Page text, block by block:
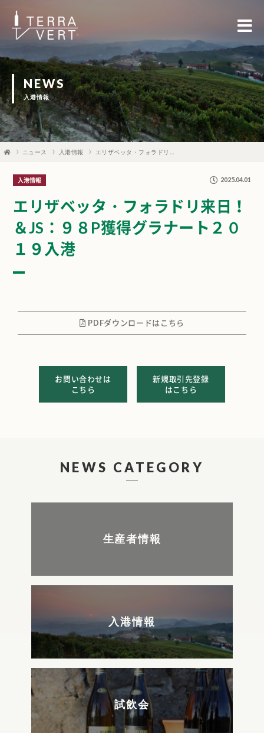
NEWS
入港情報
ニュース 入港情報
エリザベッタ・フォラドリ来日！
＆JS：９８P獲得グラナート２０
１９入港
入港情報 2025.04.01
PDFダウンロードはこちら
お問い合わせは
こちら
新規取引先登録
はこちら
NEWS CATEGORY
生産者情報
入港情報
試飲会